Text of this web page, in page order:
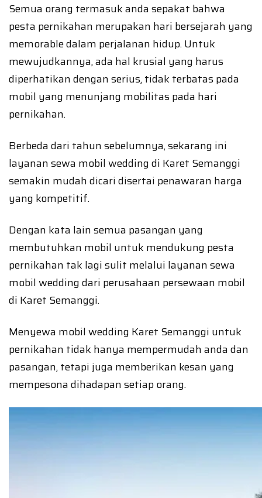
Semua orang termasuk anda sepakat bahwa
pesta pernikahan merupakan hari bersejarah yang
memorable dalam perjalanan hidup. Untuk
mewujudkannya, ada hal krusial yang harus
diperhatikan dengan serius, tidak terbatas pada
mobil yang menunjang mobilitas pada hari
pernikahan.
Berbeda dari tahun sebelumnya, sekarang ini
layanan sewa mobil wedding di Karet Semanggi
semakin mudah dicari disertai penawaran harga
yang kompetitif.
Dengan kata lain semua pasangan yang
membutuhkan mobil untuk mendukung pesta
pernikahan tak lagi sulit melalui layanan sewa
mobil wedding dari perusahaan persewaan mobil
di Karet Semanggi.
Menyewa mobil wedding Karet Semanggi untuk
pernikahan tidak hanya mempermudah anda dan
pasangan, tetapi juga memberikan kesan yang
mempesona dihadapan setiap orang.